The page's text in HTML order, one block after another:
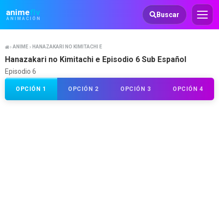
animeflv
ANIMACIÓN
Animeflv Buscar
ANIME HANAZAKARI NO KIMITACHI E
Hanazakari no Kimitachi e Episodio 6 Sub Español
Episodio 6
OPCIÓN 1 OPCIÓN 2 OPCIÓN 3 OPCIÓN 4